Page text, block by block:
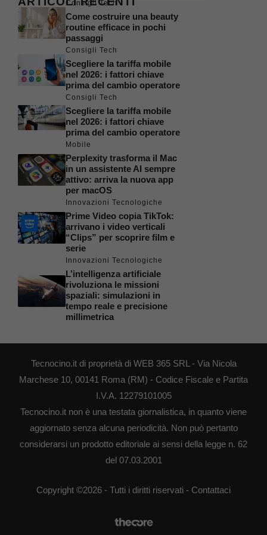
Consigli Tech
Come costruire una beauty
routine efficace in pochi
passaggi
Consigli Tech
Scegliere la tariffa mobile
nel 2026: i fattori chiave
prima del cambio operatore
Consigli Tech
Scegliere la tariffa mobile
nel 2026: i fattori chiave
prima del cambio operatore
Mobile
Perplexity trasforma il Mac
in un assistente AI sempre
attivo: arriva la nuova app
per macOS
Innovazioni Tecnologiche
Prime Video copia TikTok:
arrivano i video verticali
“Clips” per scoprire film e
serie
Innovazioni Tecnologiche
L’intelligenza artificiale
rivoluziona le missioni
spaziali: simulazioni in
tempo reale e precisione
millimetrica
Tecnocino.it di proprietà di WEB 365 SRL - Via Nicola
Marchese 10, 00141 Roma (RM) - Codice Fiscale e Partita
I.V.A. 12279101005
Tecnocino.it non è una testata giornalistica, in quanto viene
aggiornato senza alcuna periodicità. Non può pertanto
considerarsi un prodotto editoriale ai sensi della legge n. 62
del 07.03.2001
Copyright ©2026 - Tutti i diritti riservati - Contattaci